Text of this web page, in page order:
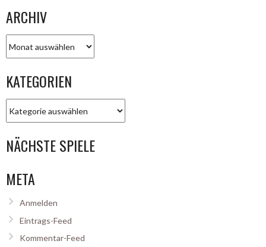
ARCHIV
KATEGORIEN
NÄCHSTE SPIELE
META
Anmelden
Eintrags-Feed
Kommentar-Feed